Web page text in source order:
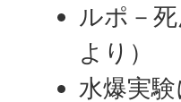
ルポ－
より）
水爆実